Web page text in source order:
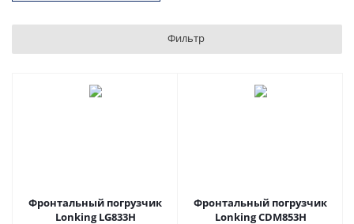
Фильтр
Фронтальный погрузчик
Lonking LG833H
Фронтальный погрузчик
Lonking CDM853H